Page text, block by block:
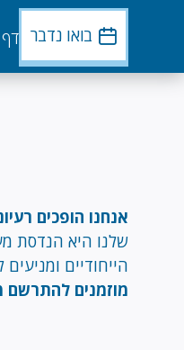
בואו נדבר
אנחנו הופכים
שלנו היא הנדסת
הייחודיים
מוזמנים להתרשם